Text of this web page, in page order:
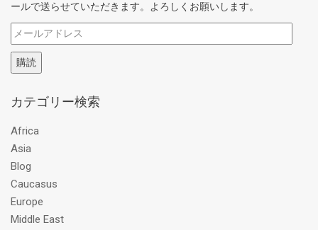
ールで送らせていただきます。よろしくお願いします。
メ
ー
ル
ド
ス
購読
カテゴリー検索
Africa
Asia
Blog
Caucasus
Europe
Middle East